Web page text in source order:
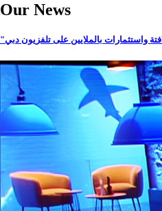
Our News
واستثمارات بالملايين على تلفزيون دبي